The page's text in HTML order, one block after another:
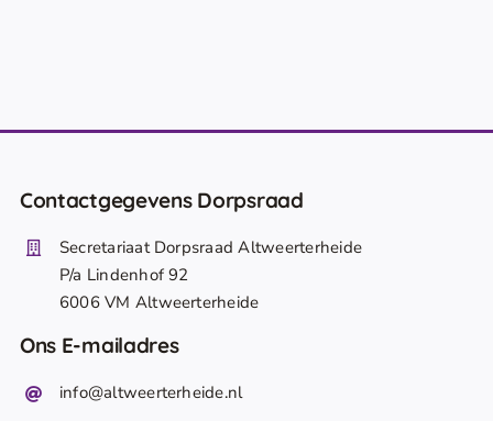
Contactgegevens Dorpsraad
Secretariaat Dorpsraad Altweerterheide
P/a Lindenhof 92
6006 VM Altweerterheide
Ons E-mailadres
info@altweerterheide.nl